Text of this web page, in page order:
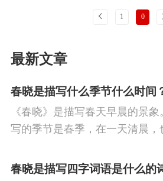
七夕节
史 豪放
闺怨 思念 讽刺 友情
节 寒食节 人生 赞美
水 夏天 思乡 元宵节
1 0
下一页
最新文章
春晓是描写什么季节什么时间
《春晓》是描写春天早晨的景
写的季节是春季，在一天清晨，
春晓是描写四字词语是什么的